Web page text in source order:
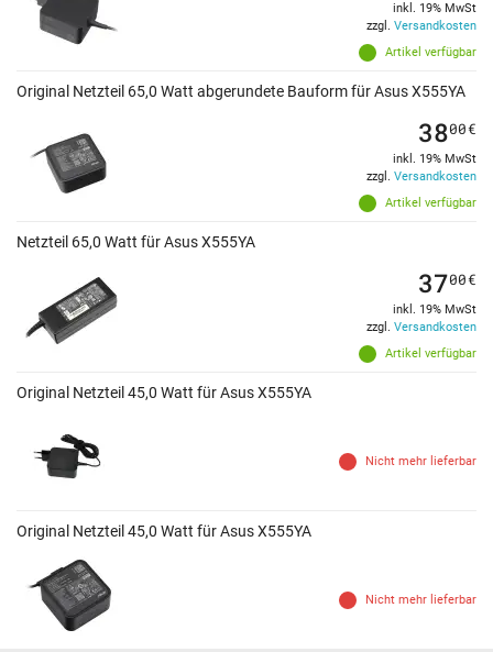
Artikel verfügbar
inkl. 19% MwSt
zzgl. Versandkosten
Original Netzteil 65,0 Watt abgerundete Bauform für Asus X555YA
Artikel verfügbar
3800€
inkl. 19% MwSt
zzgl. Versandkosten
Netzteil 65,0 Watt für Asus X555YA
Artikel verfügbar
3700€
inkl. 19% MwSt
zzgl. Versandkosten
Original Netzteil 45,0 Watt für Asus X555YA
Nicht mehr lieferbar
Original Netzteil 45,0 Watt für Asus X555YA
Nicht mehr lieferbar